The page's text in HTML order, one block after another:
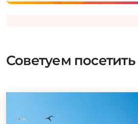
Советуем посетить